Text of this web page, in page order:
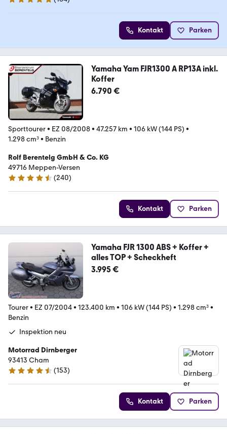
5 Sterne
Kontakt Parken
Yamaha Yam FJR1300 A RP13A inkl.
Koffer
6.790 €
Sporttourer• EZ 08/2008• 47.257 km • 106 kW (144 PS) •
1.298 cm³• Benzin
Rolf Berentelg GmbH & Co. KG
49716 Meppen-Versen
4.7 Sterne
(240)
Kontakt Parken
Yamaha FJR 1300 ABS + Koffer +
alles TOP + Scheckheft
3.995 €
Tourer• EZ 07/2004• 123.400 km • 106 kW (144 PS) • 1.298 cm³•
Benzin
Inspektion neu
Motorrad Dirnberger
93413 Cham
4.7 Sterne
(153)
Kontakt Parken